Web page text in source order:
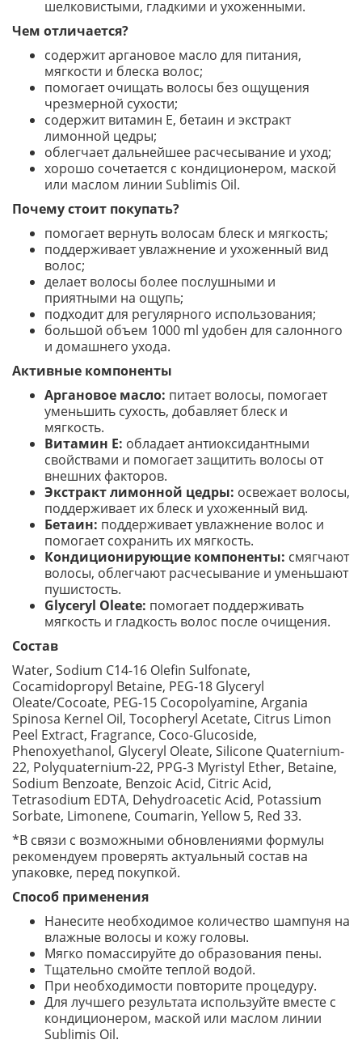
шелковистыми, гладкими и ухоженными.
Чем отличается?
содержит аргановое масло для питания,
мягкости и блеска волос;
помогает очищать волосы без ощущения
чрезмерной сухости;
содержит витамин E, бетаин и экстракт
лимонной цедры;
облегчает дальнейшее расчесывание и уход;
хорошо сочетается с кондиционером, маской
или маслом линии Sublimis Oil.
Почему стоит покупать?
помогает вернуть волосам блеск и мягкость;
поддерживает увлажнение и ухоженный вид
волос;
делает волосы более послушными и
приятными на ощупь;
подходит для регулярного использования;
большой объем 1000 ml удобен для салонного
и домашнего ухода.
Активные компоненты
Аргановое масло: питает волосы, помогает
уменьшить сухость, добавляет блеск и
мягкость.
Витамин E: обладает антиоксидантными
свойствами и помогает защитить волосы от
внешних факторов.
Экстракт лимонной цедры: освежает волосы,
поддерживает их блеск и ухоженный вид.
Бетаин: поддерживает увлажнение волос и
помогает сохранить их мягкость.
Кондиционирующие компоненты: смягчают
волосы, облегчают расчесывание и уменьшают
пушистость.
Glyceryl Oleate: помогает поддерживать
мягкость и гладкость волос после очищения.
Состав
Water, Sodium C14-16 Olefin Sulfonate,
Cocamidopropyl Betaine, PEG-18 Glyceryl
Oleate/Cocoate, PEG-15 Cocopolyamine, Argania
Spinosa Kernel Oil, Tocopheryl Acetate, Citrus Limon
Peel Extract, Fragrance, Coco-Glucoside,
Phenoxyethanol, Glyceryl Oleate, Silicone Quaternium-
22, Polyquaternium-22, PPG-3 Myristyl Ether, Betaine,
Sodium Benzoate, Benzoic Acid, Citric Acid,
Tetrasodium EDTA, Dehydroacetic Acid, Potassium
Sorbate, Limonene, Coumarin, Yellow 5, Red 33.
*В связи с возможными обновлениями формулы
рекомендуем проверять актуальный состав на
упаковке, перед покупкой.
Способ применения
Нанесите необходимое количество шампуня на
влажные волосы и кожу головы.
Мягко помассируйте до образования пены.
Тщательно смойте теплой водой.
При необходимости повторите процедуру.
Для лучшего результата используйте вместе с
кондиционером, маской или маслом линии
Sublimis Oil.